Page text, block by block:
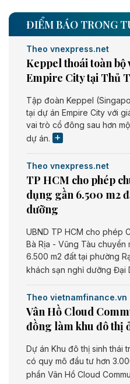
ĐIỂM BÁO TRONG
Theo vnexpress.net
Keppel thoái toàn bộ
Empire City tại Thủ
Tập đoàn Keppel
tại dự án Empire City với
vai trò cổ đông sau hơn
dự án.
Theo vnexpress.net
TP HCM cho phép
dụng gần 6.500 m2
dưỡng
UBND TP HCM cho phép
Bà Rịa - Vũng Tàu
6.500 m2 đất tại phường
khách sạn nghỉ dưỡng Đại
Theo vietnamfinance.vn
Vân Hồ Cloud
đồng làm khu đô thị
Dự án Khu đô thị sinh thái
có quy mô đầu tư hơn
phần Vân Hồ Cloud